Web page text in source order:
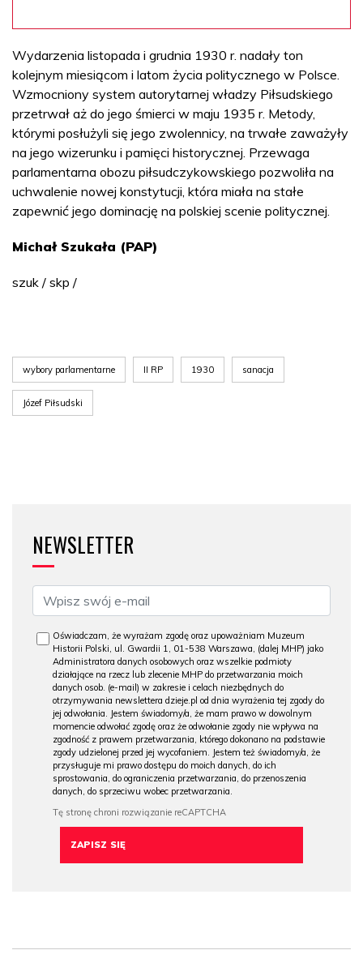
Wydarzenia listopada i grudnia 1930 r. nadały ton
kolejnym miesiącom i latom życia politycznego w Polsce.
Wzmocniony system autorytarnej władzy Piłsudskiego
przetrwał aż do jego śmierci w maju 1935 r. Metody,
którymi posłużyli się jego zwolennicy, na trwałe zaważyły
na jego wizerunku i pamięci historycznej. Przewaga
parlamentarna obozu piłsudczykowskiego pozwoliła na
uchwalenie nowej konstytucji, która miała na stałe
zapewnić jego dominację na polskiej scenie politycznej.
Michał Szukała (PAP)
szuk / skp /
wybory parlamentarne II RP 1930 sanacja
Józef Piłsudski
NEWSLETTER
Oświadczam, że wyrażam zgodę oraz upoważniam Muzeum
Historii Polski, ul. Gwardii 1, 01-538 Warszawa, (dalej MHP) jako
Administratora danych osobowych oraz wszelkie podmioty
działające na rzecz lub zlecenie MHP do przetwarzania moich
danych osob. (e-mail) w zakresie i celach niezbędnych do
otrzymywania newslettera dzieje.pl od dnia wyrażenia tej zgody do
jej odwołania. Jestem świadomy/a, że mam prawo w dowolnym
momencie odwołać zgodę oraz że odwołanie zgody nie wpływa na
zgodność z prawem przetwarzania, którego dokonano na podstawie
zgody udzielonej przed jej wycofaniem. Jestem też świadomy/a, że
przysługuje mi prawo dostępu do moich danych, do ich
sprostowania, do ograniczenia przetwarzania, do przenoszenia
danych, do sprzeciwu wobec przetwarzania.